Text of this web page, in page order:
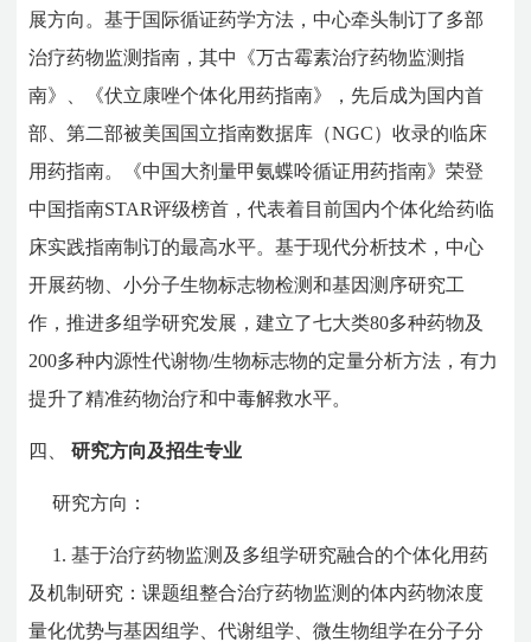
展方向。基于国际循证药学方法，中心牵头制订了多部
治疗药物监测指南，其中《万古霉素治疗药物监测指
南》、《伏立康唑个体化用药指南》，先后成为国内首
部、第二部被美国国立指南数据库（NGC）收录的临床
用药指南。《中国大剂量甲氨蝶呤循证用药指南》荣登
中国指南STAR评级榜首，代表着目前国内个体化给药临
床实践指南制订的最高水平。基于现代分析技术，中心
开展药物、小分子生物标志物检测和基因测序研究工
作，推进多组学研究发展，建立了七大类80多种药物及
200多种内源性代谢物/生物标志物的定量分析方法，有力
提升了精准药物治疗和中毒解救水平。
四、研究方向及招生专业
研究方向：
1. 基于治疗药物监测及多组学研究融合的个体化用药
及机制研究：课题组整合治疗药物监测的体内药物浓度
量化优势与基因组学、代谢组学、微生物组学在分子分